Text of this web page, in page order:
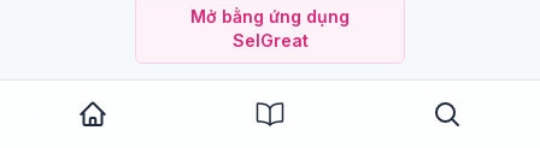
Mở bằng ứng dụng
SelGreat